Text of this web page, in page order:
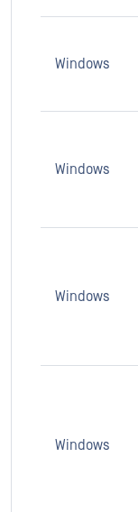
Windows
Windows
Windows
Windows